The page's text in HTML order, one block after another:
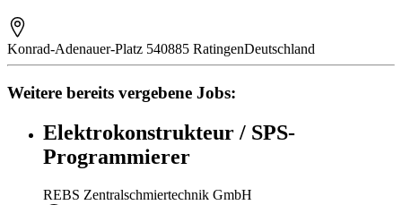
Konrad-Adenauer-Platz 540885 RatingenDeutschland
Weitere bereits vergebene Jobs:
Elektrokonstrukteur / SPS-
Programmierer
REBS Zentralschmiertechnik GmbH